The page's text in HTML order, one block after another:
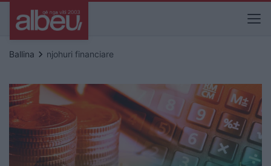
Ballina keyboard_arrow_right njohuri financiare